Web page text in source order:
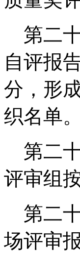
第二
自评报
分，形
织名单。
第二
评审组
第二
场评审